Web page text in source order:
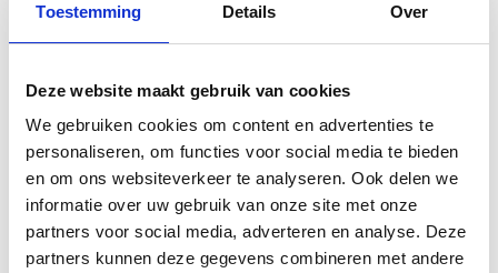
Toestemming Details Over
Deze website maakt gebruik van cookies
We gebruiken cookies om content en advertenties te
personaliseren, om functies voor social media te bieden
en om ons websiteverkeer te analyseren. Ook delen we
informatie over uw gebruik van onze site met onze
partners voor social media, adverteren en analyse. Deze
partners kunnen deze gegevens combineren met andere
Gerelateerde